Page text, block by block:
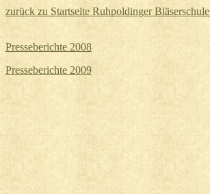
zurück zu Startseite Ruhpoldinger Bläserschule
Presseberichte 2008
Presseberichte 2009